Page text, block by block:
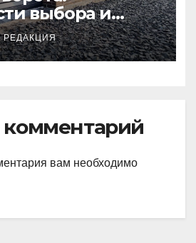
выбора и
РЕДАКЦИЯ
комментарий
вам необходимо